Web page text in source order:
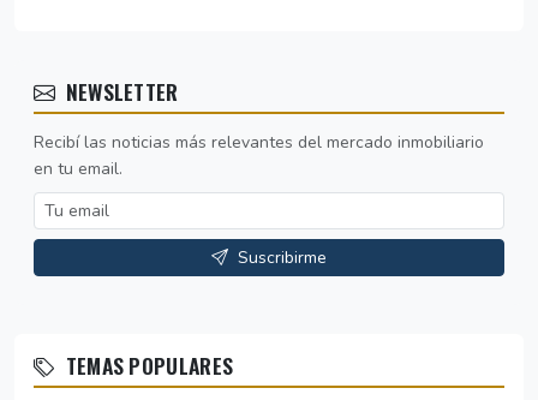
NEWSLETTER
Recibí las noticias más relevantes del mercado inmobiliario
en tu email.
Suscribirme
TEMAS POPULARES